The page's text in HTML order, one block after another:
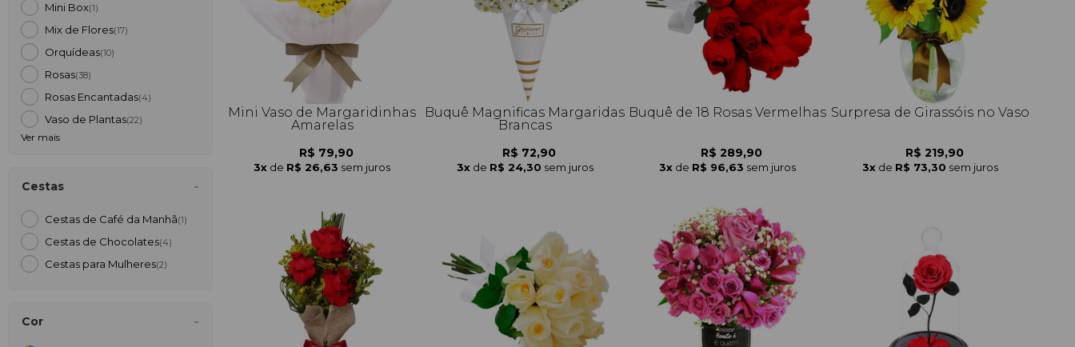
Mini Box(1)
Mix de Flores(17)
Orquídeas(10)
Rosas(38)
Rosas Encantadas(4)
Vaso de Plantas(22)
Ver mais
Cestas
Cestas de Café da Manh(1)
Cestas de Chocolates(4)
Cestas para Mulheres(2)
Cor
Mini Vaso de Margaridinhas
Amarelas
R$ 79,90
3x de R$ 26,63 sem juros
Buquê Magnificas Margaridas
Brancas
R$ 72,90
3x de R$ 24,30 sem juros
Buquê de 18 Rosas Vermelhas
R$ 289,90
3x de R$ 96,63 sem juros
Surpresa de Girassóis no Vaso
R$ 219,90
3x de R$ 73,30 sem juros